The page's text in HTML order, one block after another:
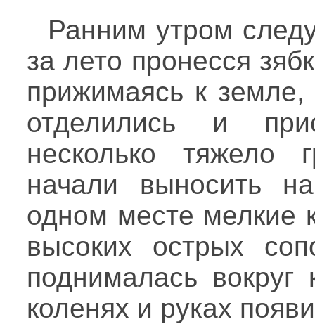
Ранним утром
за лето пронесся
прижимаясь к
отделились и
несколько тяжело
начали выносить
одном месте мелкие
высоких острых
поднималась
коленях и руках